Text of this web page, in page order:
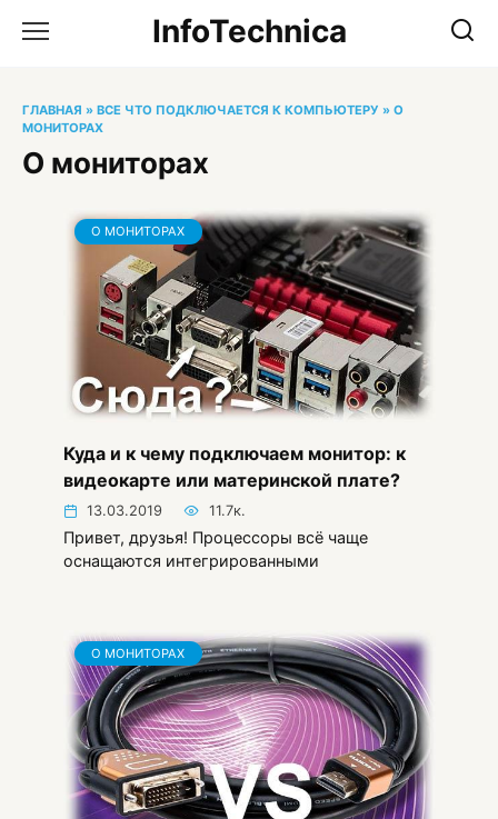
InfoTechnica
ГЛАВНАЯ » ВСЕ ЧТО ПОДКЛЮЧАЕТСЯ К КОМПЬЮТЕРУ » О
МОНИТОРАХ
О мониторах
О МОНИТОРАХ
Куда и к чему подключаем монитор: к
видеокарте или материнской плате?
13.03.2019 11.7к.
Привет, друзья! Процессоры всё чаще
оснащаются интегрированными
О МОНИТОРАХ